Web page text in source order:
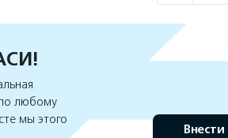
любому
мы этого
Внести